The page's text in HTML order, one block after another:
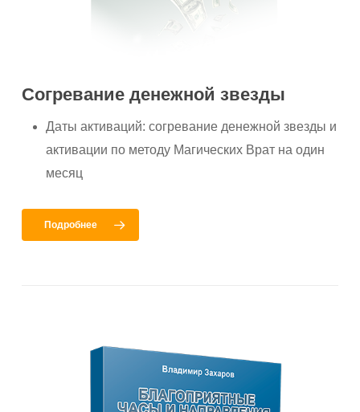
Согревание денежной звезды
Даты активаций: согревание денежной звезды и
активации по методу Магических Врат на один
месяц
Подробнее